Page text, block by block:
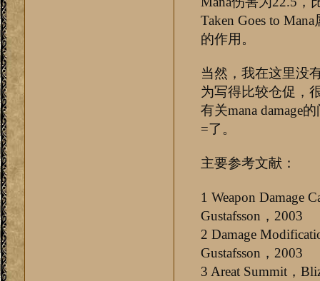
Taken Goes to
的作用。
当然，我在这里没
为写得比较仓促，
有关mana damage
=了。
主要参考文献：
1 Weapon Damage
Gustafsson，2003
2 Damage
Gustafsson，2003
3 Areat Summit，